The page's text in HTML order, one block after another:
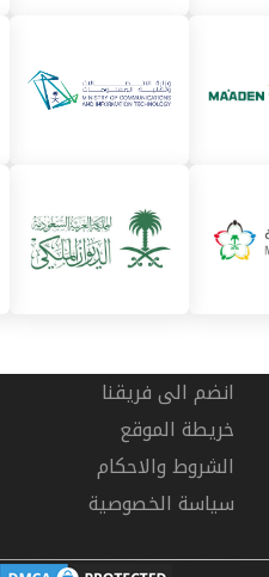
انضم الى فريقنا
خريطة الموقع
الشروط والاحكام
سياسة الخصوصية